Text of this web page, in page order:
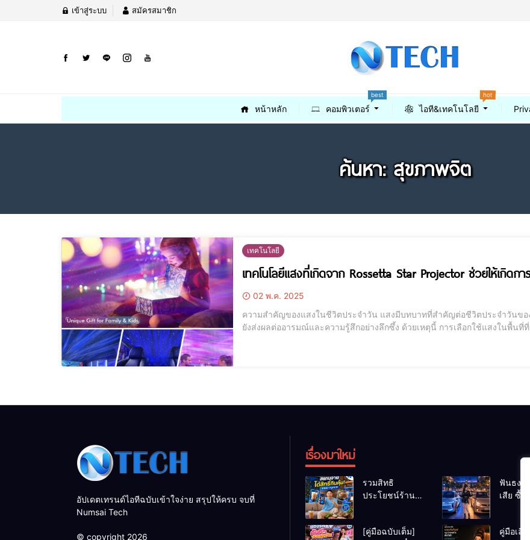
เข้าสู่ระบบ สมัครสมาชิก
หน้าหลัก คอมพิวเตอร์
best
ไอที&เทคโนโลยี
hot
ค้นหา: สุขภาพจิต
เทคโนโลยี
เทคโนโลยีแสงที่เกิดจาก Rossetta Star Projector ช่วยให้เกิดก
02 พ.ค. 2025
ความสำคัญของแสงในชีวิตประจำวัน แสงมีบทบาทที่สำคัญต่อชีวิตประจำวันของเรา ไม่เพียงแต่ทำให้เรามองเห็นสภาพแวดล้อมรอบตัว แต่
ยังส่งผลต่ออารมณ์และความรู้สึกอย่างลึกซึ้ง ด้วยเหตุนี้ การเลือกใช้แสงในพื้น
อัปเดตเทรนด์ไอทีฉบับเข้าใจง่าย สรุปให้ครบ จบที่
Numsai Tech
© copyright 2026
เรื่องมาใหม่
รวมสิทธิ
ประโยชน์ร้าน
ด้วย Virtual
ฟันธงข้
เสีย ซื้อ
รถน้ำมั
มหา’ลั
[คู่มือฉบับเต็ม]
คู่มือเลื